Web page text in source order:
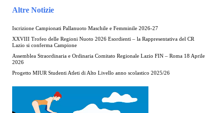
Altre Notizie
Iscrizione Campionati Pallanuoto Maschile e Femminile 2026-27
XXVIII Trofeo delle Regioni Nuoto 2026 Esordienti – la Rappresentativa del CR
Lazio si conferma Campione
Assemblea Straordinaria e Ordinaria Comitato Regionale Lazio FIN – Roma 18 Aprile
2026
Progetto MIUR Studenti Atleti di Alto Livello anno scolastico 2025/26